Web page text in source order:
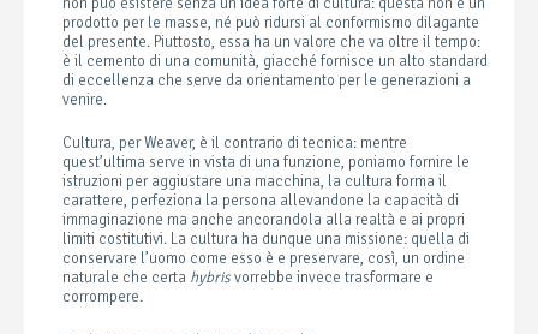
prodotto per le masse, né può ridursi al conformismo dilagante
del presente. Piuttosto, essa ha un valore che va oltre il tempo:
è il cemento di una comunità, giacché fornisce un alto standard
di eccellenza che serve da orientamento per le generazioni a
venire.
Cultura, per Weaver, è il contrario di tecnica: mentre
quest’ultima serve in vista di una funzione, poniamo fornire le
istruzioni per aggiustare una macchina, la cultura forma il
carattere, perfeziona la persona allevandone la capacità di
immaginazione ma anche ancorandola alla realtà e ai propri
limiti costitutivi. La cultura ha dunque una missione: quella di
conservare l’uomo come esso è e preservare, così, un ordine
naturale che certa hybrisvorrebbe invece trasformare e
corrompere.